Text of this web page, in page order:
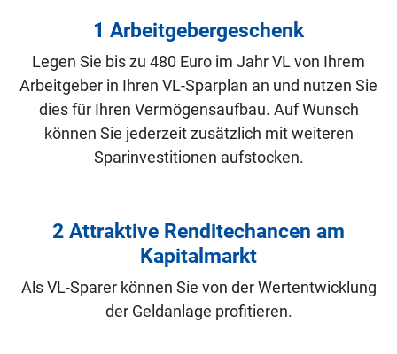
1 Arbeitgebergeschenk
Legen Sie bis zu 480 Euro im Jahr VL von Ihrem
Arbeitgeber in Ihren VL-Sparplan an und nutzen Sie
dies für Ihren Vermögensaufbau. Auf Wunsch
können Sie jederzeit zusätzlich mit weiteren
Sparinvestitionen aufstocken.
2 Attraktive Renditechancen am
Kapitalmarkt
Als VL-Sparer können Sie von der Wertentwicklung
der Geldanlage profitieren.